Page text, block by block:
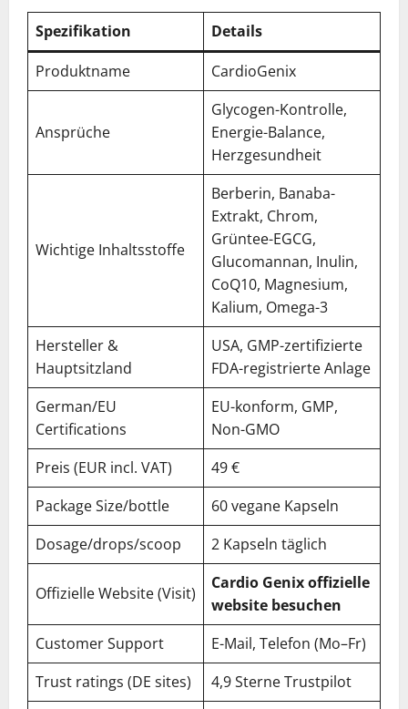
Spezifikation
Details
Produktname
CardioGenix
Ansprüche
Glycogen-Kontrolle,
Energie-Balance,
Herzgesundheit
Wichtige Inhaltsstoffe
Berberin, Banaba-
Extrakt, Chrom,
Grüntee-EGCG,
Glucomannan, Inulin,
CoQ10, Magnesium,
Kalium, Omega-3
Hersteller &
Hauptsitzland
USA, GMP-zertifizierte
FDA-registrierte Anlage
German/EU
Certifications
EU-konform, GMP,
Non-GMO
Preis (EUR incl. VAT)
49 €
Package Size/bottle
60 vegane Kapseln
Dosage/drops/scoop
2 Kapseln täglich
Offizielle Website (Visit)
Cardio Genix offizielle
website besuchen
Customer Support
E-Mail, Telefon (Mo–Fr)
Trust ratings (DE sites)
4,9 Sterne Trustpilot